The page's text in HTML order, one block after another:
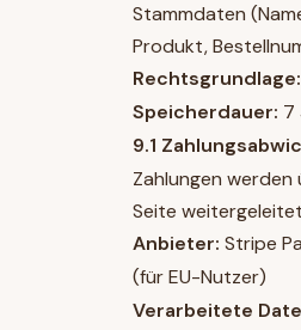
Stammdaten
Produkt,
Rechtsgrundlage:
Speicherdauer: 7
9.1
Zahlungen
Seite
Anbieter: Stripe
(für EU-Nutzer)
Verarbeitete